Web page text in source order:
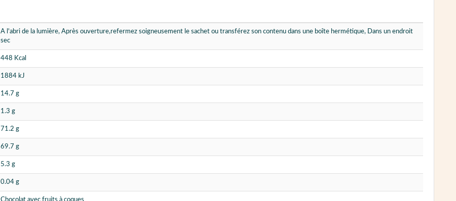
A l'abri de la lumière, Après ouverture,refermez soigneusement le sachet ou transférez son contenu dans une boîte hermétique, Dans un endroit
sec
448 Kcal
1884 kJ
14.7 g
1.3 g
71.2 g
69.7 g
5.3 g
0.04 g